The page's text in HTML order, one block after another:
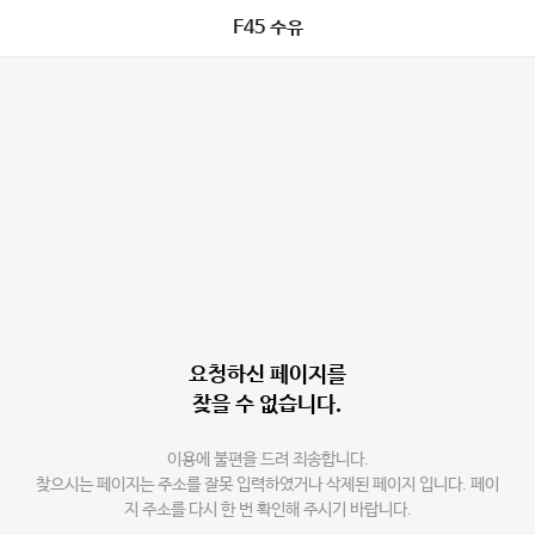
F45 수유
요청하신 페이지를
찾을 수 없습니다.
이용에 불편을 드려 죄송합니다.
찾으시는 페이지는 주소를 잘못 입력하였거나 삭제된 페이지 입니다. 페이
지 주소를 다시 한 번 확인해 주시기 바랍니다.